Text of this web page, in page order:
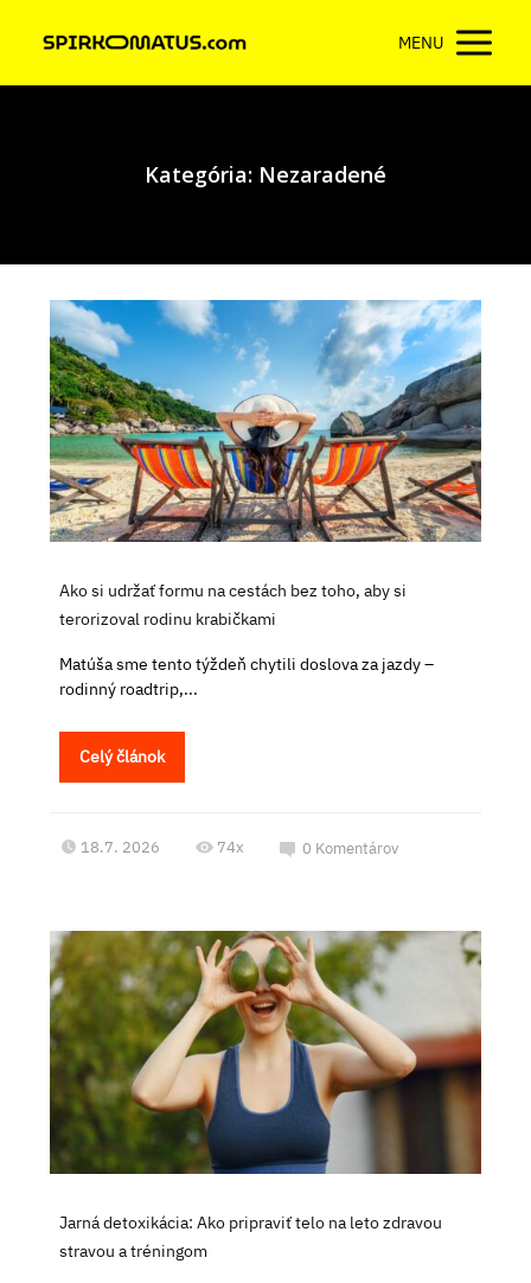
MENU
Kategória: Nezaradené
Ako si udržať formu na cestách bez toho, aby si
terorizoval rodinu krabičkami
Matúša sme tento týždeň chytili doslova za jazdy –
rodinný roadtrip,...
Celý článok
18.7. 2026 74x 0 Komentárov
Jarná detoxikácia: Ako pripraviť telo na leto zdravou
stravou a tréningom